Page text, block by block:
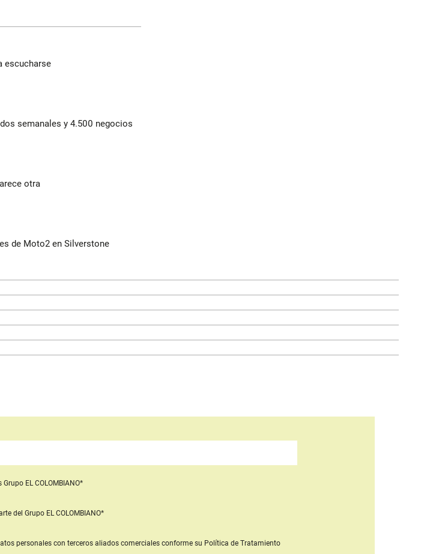
escucharse
semanales y 4.500 negocios
otra
de Moto2 en Silverstone
Grupo EL COLOMBIANO*
del Grupo EL COLOMBIANO*
personales con terceros aliados comercialesconforme su Política de Tratamiento